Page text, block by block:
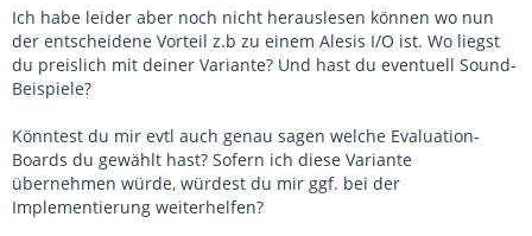
Ich habe leider aber noch nicht herauslesen können wo nun
der entscheidene Vorteil z.b zu einem Alesis I/O ist. Wo liegst
du preislich mit deiner Variante? Und hast du eventuell Sound-
Beispiele?
Könntest du mir evtl auch genau sagen welche Evaluation-
Boards du gewählt hast? Sofern ich diese Variante
übernehmen würde, würdest du mir ggf. bei der
Implementierung weiterhelfen?